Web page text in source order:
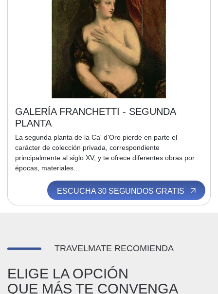
GALERÍA FRANCHETTI - SEGUNDA
PLANTA
La segunda planta de la Ca' d'Oro pierde en parte el
carácter de colección privada, correspondiente
principalmente al siglo XV, y te ofrece diferentes obras por
épocas, materiales...
ESCUCHA 30 SEGUNDOS GRATIS
TRAVELMATE RECOMIENDA
ELIGE LA OPCIÓN
QUE MÁS TE CONVENGA